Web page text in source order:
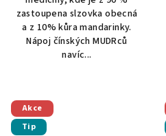
zastoupena slzovka obecná
a z 10% kůra mandarinky.
Nápoj čínských MUDRců
navíc...
Akce
Tip